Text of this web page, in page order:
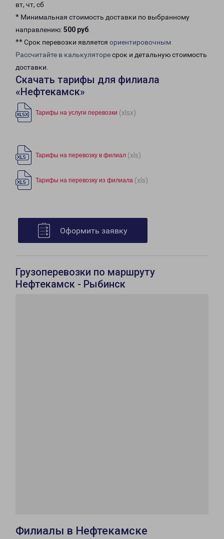
вт, чт, сб
* Минимальная стоимость доставки по выбранному
направлению: 500 руб.
** Срок перевозки является ориентировочным
Рассчитайте в калькуляторесрок и детальную стоимость
доставки.
Скачать тарифы для филиала
«Нефтекамск»
Тарифы на услуги перевозки (xlsx)
Тарифы на перевозку в филиал (xls)
Тарифы на перевозку из филиала (xls)
Оформить заявку
Грузоперевозки по маршруту
Нефтекамск - Рыбинск
Филиалы в Нефтекамске